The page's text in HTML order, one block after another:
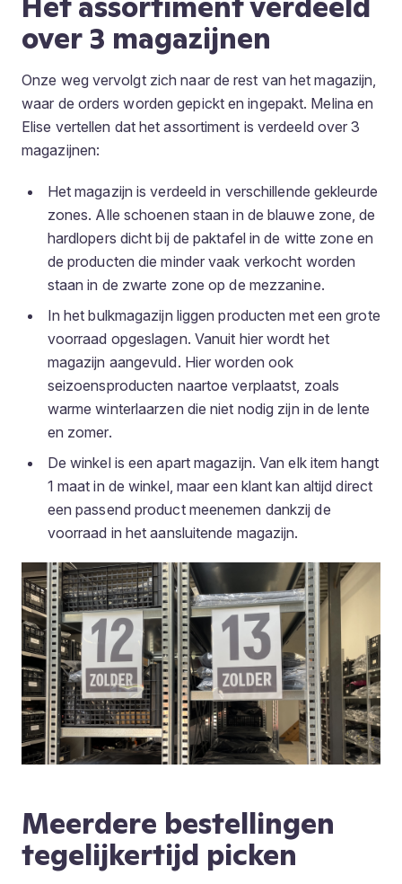
over 3 magazijnen
Onze weg vervolgt zich naar de rest van het magazijn,
waar de orders worden gepickt en ingepakt. Melina en
Elise vertellen dat het assortiment is verdeeld over 3
magazijnen:
Het magazijn is verdeeld in verschillende gekleurde
zones. Alle schoenen staan in de blauwe zone, de
hardlopers dicht bij de paktafel in de witte zone en
de producten die minder vaak verkocht worden
staan in de zwarte zone op de mezzanine.
In het bulkmagazijn liggen producten met een grote
voorraad opgeslagen. Vanuit hier wordt het
magazijn aangevuld. Hier worden ook
seizoensproducten naartoe verplaatst, zoals
warme winterlaarzen die niet nodig zijn in de lente
en zomer.
De winkel is een apart magazijn. Van elk item hangt
1 maat in de winkel, maar een klant kan altijd direct
een passend product meenemen dankzij de
voorraad in het aansluitende magazijn.
Meerdere bestellingen
tegelijkertijd picken